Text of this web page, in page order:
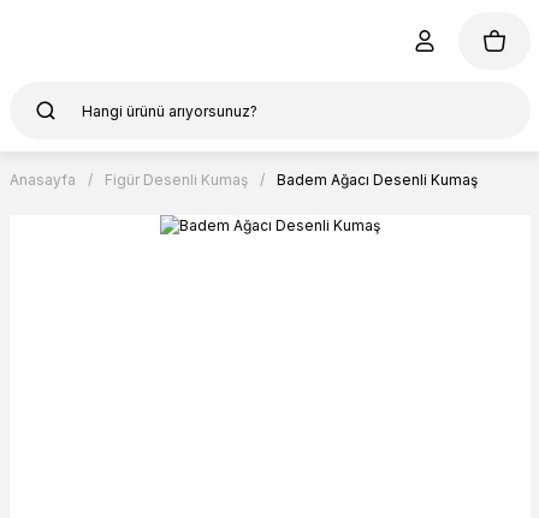
Anasayfa Figür Desenli Kumaş Badem Ağacı Desenli Kumaş